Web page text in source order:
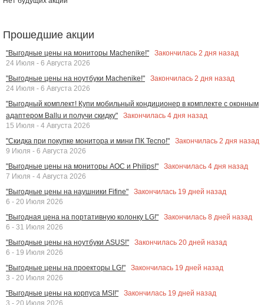
Прошедшие акции
"Выгодные цены на мониторы Machenike!" Закончилась 2 дня назад
24 Июля - 6 Августа 2026
"Выгодные цены на ноутбуки Machenike!"
Закончилась 2 дня назад
24 Июля - 6 Августа 2026
"Выгодный комплект! Купи мобильный кондиционер в комплекте с оконным
адаптером Ballu и получи скидку"
Закончилась 4 дня назад
15 Июля - 4 Августа 2026
"Скидка при покупке монитора и мини ПК Tecno!"
Закончилась 2 дня назад
9 Июля - 6 Августа 2026
"Выгодные цены на мониторы AOC и Philips!"
Закончилась 4 дня назад
7 Июля - 4 Августа 2026
"Выгодные цены на наушники Fifine"
Закончилась 19 дней назад
6 - 20 Июля 2026
"Выгодная цена на портативную колонку LG!"
Закончилась 8 дней назад
6 - 31 Июля 2026
"Выгодные цены на ноутбуки ASUS!"
Закончилась 20 дней назад
6 - 19 Июля 2026
"Выгодные цены на проекторы LG!"
Закончилась 19 дней назад
3 - 20 Июля 2026
"Выгодные цены на корпуса MSI!"
Закончилась 19 дней назад
3 - 20 Июля 2026